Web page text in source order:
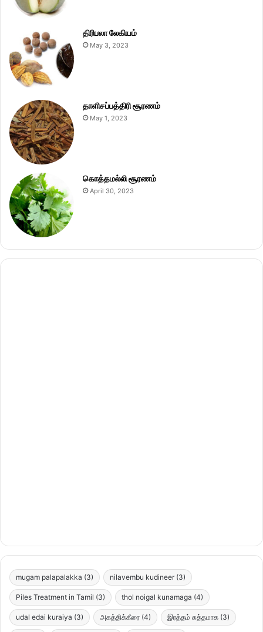
திரிபலா லேகியம்
May 3, 2023
தாளிசப்பத்திரி சூரணம்
May 1, 2023
கொத்தமல்லி சூரணம்
April 30, 2023
mugam palapalakka (3) nilavembu kudineer (3)
Piles Treatment in Tamil (3) thol noigal kunamaga (4)
udal edai kuraiya (3) அகத்திக்கீரை (4) இரத்தம் சுத்தமாக (3)